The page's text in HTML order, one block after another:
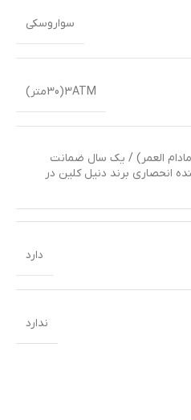
سواروسکی
3ATM(30متر)
العمر) / یک سال ضمانت
انحصاری برند دنیل کلین در
دارد
ندارد